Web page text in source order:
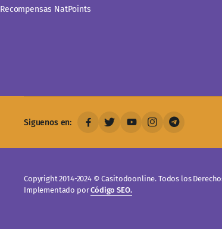
Recompensas NatPoints
Siguenos en:
Copyright 2014-2024 © Casitodoonline. Todos los
Implementado porCódigo SEO.